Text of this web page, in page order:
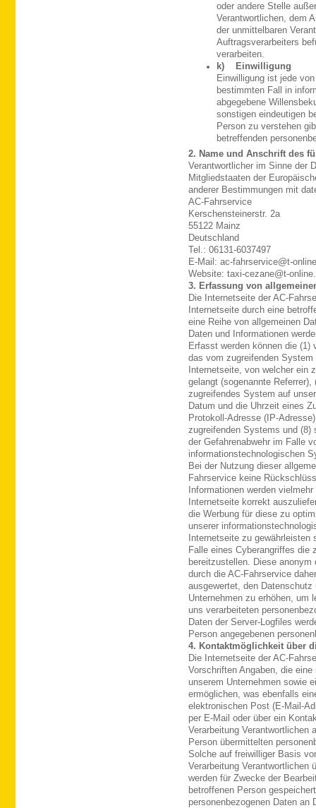
oder andere Stelle
Verantwortlichen, dem
der unmittelbaren
Auftragsverarbeiters
verarbeiten.
k) Einwilligung
Einwilligung ist jede
bestimmten Fall in
abgegebene
sonstigen eindeutigen
Person zu verstehen
betreffenden
2. Name und Anschrift des
Verantwortlicher im Sinne der
Mitgliedstaaten der
anderer Bestimmungen mit
AC-Fahrservice
Kerschensteinerstr. 2a
55122 Mainz
Deutschland
Tel.: 06131-6037497
E-Mail: ac-fahrservice@t-
Website: taxi-cezane@t-
3. Erfassung von
Die Internetseite der AC-
Internetseite durch eine
eine Reihe von allgemeinen
Daten und Informationen
Erfasst werden können die (1)
das vom zugreifenden
Internetseite, von welcher ein
gelangt (sogenannte
zugreifendes System auf
Datum und die Uhrzeit eines
Protokoll-Adresse (IP-
zugreifenden Systems und (8)
der Gefahrenabwehr im Falle
informationstechnologischen
Bei der Nutzung dieser
Fahrservice keine
Informationen werden
Internetseite korrekt
die Werbung für diese zu
unserer
Internetseite zu
Falle eines Cyberangriffes die
bereitzustellen. Diese anonym
durch die AC-Fahrservice
ausgewertet, den
Unternehmen zu erhöhen, um
uns verarbeiteten
Daten der Server-Logfiles
Person angegebenen
4. Kontaktmöglichkeit über
Die Internetseite der AC-
Vorschriften Angaben, die
unserem Unternehmen sowie
ermöglichen, was ebenfalls
elektronischen Post (E-Mail-
per E-Mail oder über ein
Verarbeitung Verantwortlichen
Person übermittelten
Solche auf freiwilliger Basis
Verarbeitung Verantwortlichen
werden für Zwecke der
betroffenen Person
personenbezogenen Daten an